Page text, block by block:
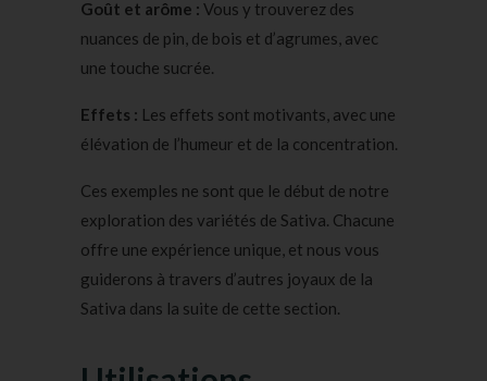
Goût et arôme : Vous y trouverez des
nuances de pin, de bois et d’agrumes, avec
une touche sucrée.
Effets : Les effets sont motivants, avec une
élévation de l’humeur et de la concentration.
Ces exemples ne sont que le début de notre
exploration des variétés de Sativa. Chacune
offre une expérience unique, et nous vous
guiderons à travers d’autres joyaux de la
Sativa dans la suite de cette section.